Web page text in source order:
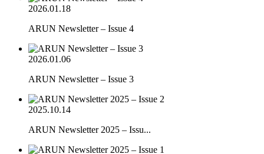
2026.01.18
ARUN Newsletter – Issue 4
2026.01.06
ARUN Newsletter – Issue 3
2025.10.14
ARUN Newsletter 2025 – Issu...